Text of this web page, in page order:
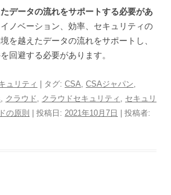
データの流れをサポートする必要があ
ノベーション、効率、セキュリティの
を越えたデータの流れをサポートし、
回避する必要があります。
ュリティ | タグ: CSA CSAジャパン
クラウド クラウドセキュリティ
セキュリ
の原則 | 投稿日: 2021年10月7日 | 投稿者: